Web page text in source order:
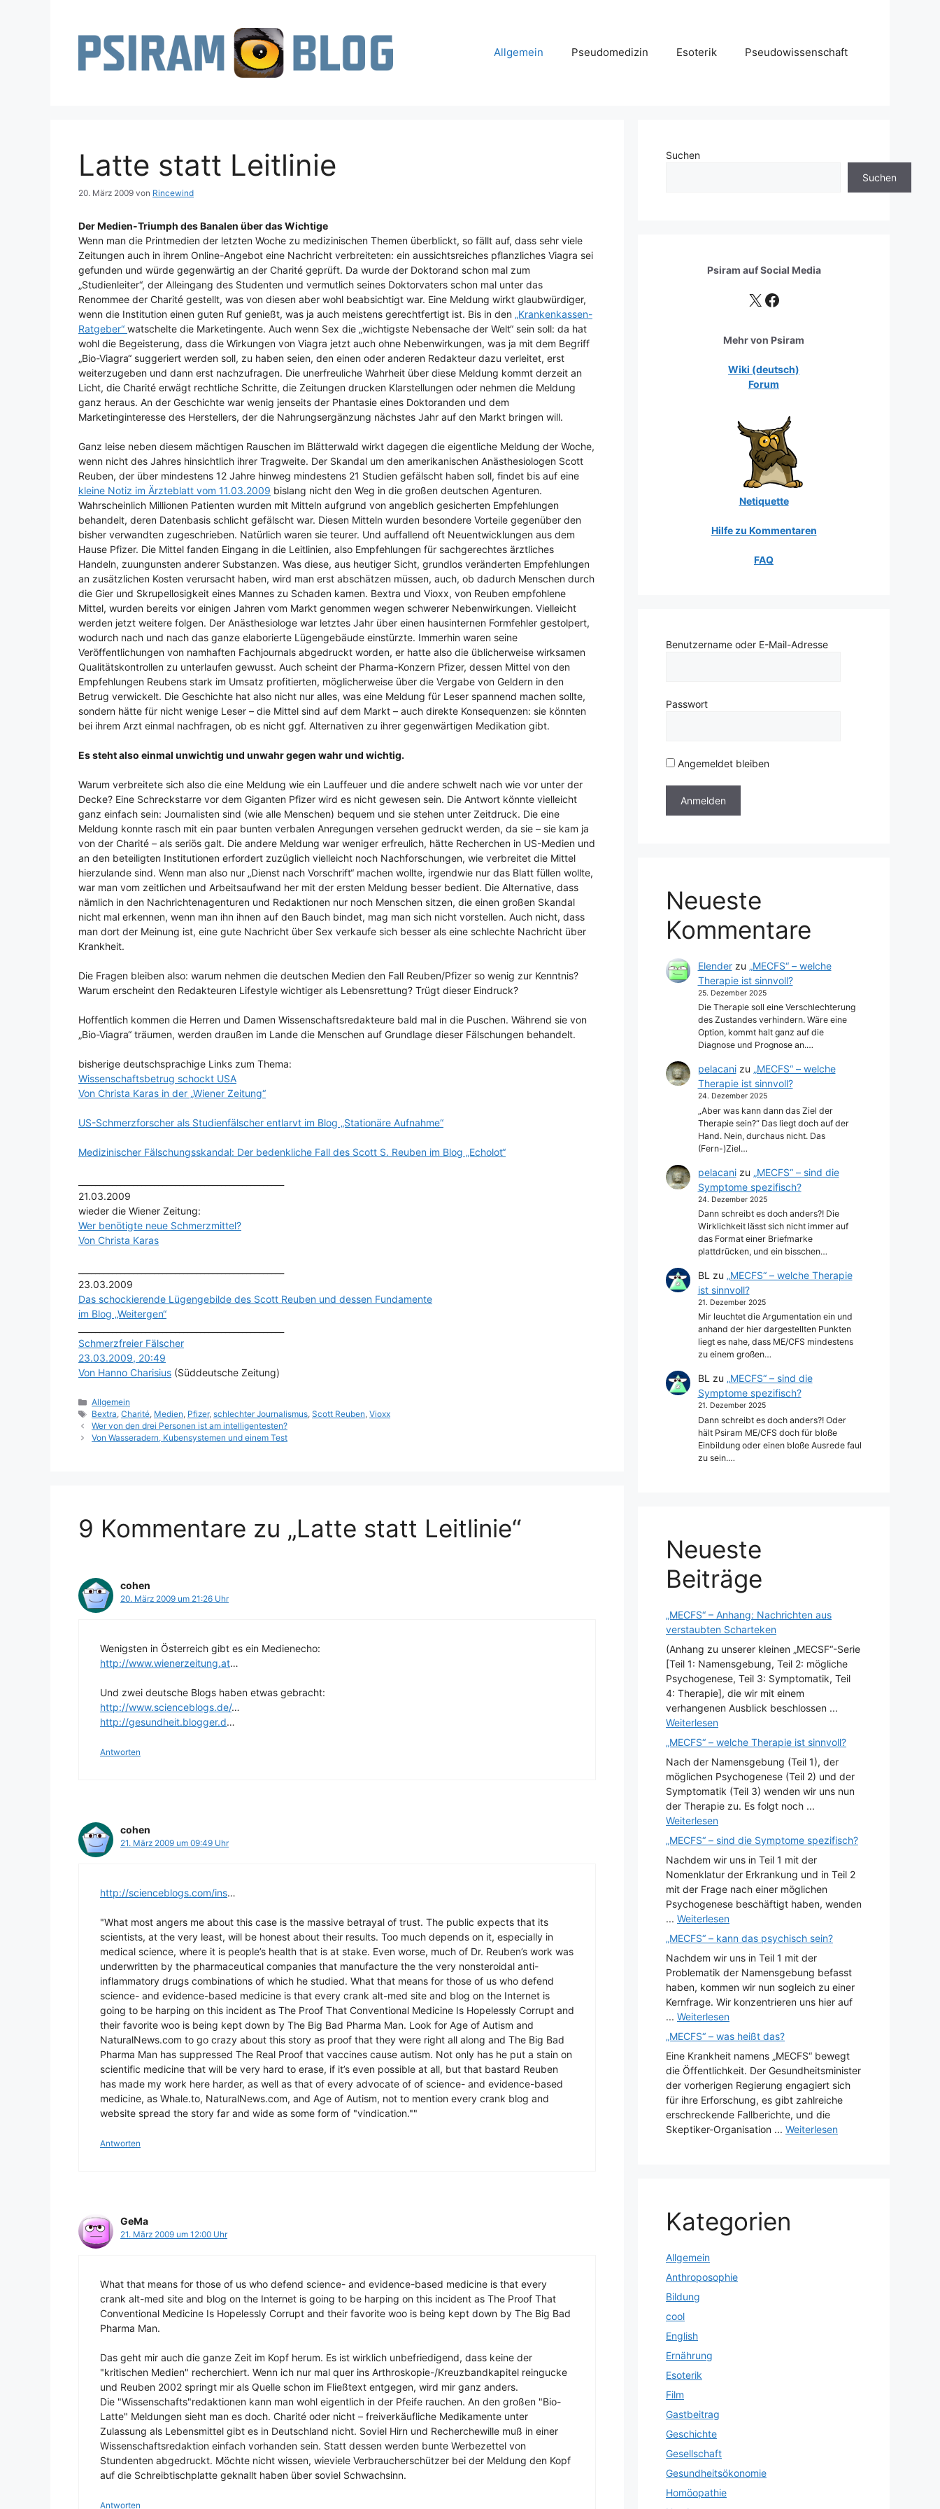
Allgemein Pseudomedizin Esoterik Pseudowissenschaft
Latte statt Leitlinie
20. März 2009 von Rincewind
Der Medien-Triumph des Banalen über das Wichtige
Wenn man die Printmedien der letzten Woche zu medizinischen Themen überblickt, so fällt auf, dass sehr viele
Zeitungen auch in ihrem Online-Angebot eine Nachricht verbreiteten: ein aussichtsreiches pflanzliches Viagra sei
gefunden und würde gegenwärtig an der Charité geprüft. Da wurde der Doktorand schon mal zum
„Studienleiter“, der Alleingang des Studenten und vermutlich seines Doktorvaters schon mal unter das
Renommee der Charité gestellt, was von diesen aber wohl beabsichtigt war. Eine Meldung wirkt glaubwürdiger,
wenn die Institution einen guten Ruf genießt, was ja auch meistens gerechtfertigt ist. Bis in den „Krankenkassen-
Ratgeber“ watschelte die Marketingente. Auch wenn Sex die „wichtigste Nebensache der Welt“ sein soll: da hat
wohl die Begeisterung, dass die Wirkungen von Viagra jetzt auch ohne Nebenwirkungen, was ja mit dem Begriff
„Bio-Viagra“ suggeriert werden soll, zu haben seien, den einen oder anderen Redakteur dazu verleitet, erst
weiterzugeben und dann erst nachzufragen. Die unerfreuliche Wahrheit über diese Meldung kommt derzeit an
Licht, die Charité erwägt rechtliche Schritte, die Zeitungen drucken Klarstellungen oder nehmen die Meldung
ganz heraus. An der Geschichte war wenig jenseits der Phantasie eines Doktoranden und dem
Marketinginteresse des Herstellers, der die Nahrungsergänzung nächstes Jahr auf den Markt bringen will.
Ganz leise neben diesem mächtigen Rauschen im Blätterwald wirkt dagegen die eigentliche Meldung der Woche,
wenn nicht des Jahres hinsichtlich ihrer Tragweite. Der Skandal um den amerikanischen Anästhesiologen Scott
Reuben, der über mindestens 12 Jahre hinweg mindestens 21 Studien gefälscht haben soll, findet bis auf eine
kleine Notiz im Ärzteblatt vom 11.03.2009 bislang nicht den Weg in die großen deutschen Agenturen.
Wahrscheinlich Millionen Patienten wurden mit Mitteln aufgrund von angeblich gesicherten Empfehlungen
behandelt, deren Datenbasis schlicht gefälscht war. Diesen Mitteln wurden besondere Vorteile gegenüber den
bisher verwandten zugeschrieben. Natürlich waren sie teurer. Und auffallend oft Neuentwicklungen aus dem
Hause Pfizer. Die Mittel fanden Eingang in die Leitlinien, also Empfehlungen für sachgerechtes ärztliches
Handeln, zuungunsten anderer Substanzen. Was diese, aus heutiger Sicht, grundlos veränderten Empfehlungen
an zusätzlichen Kosten verursacht haben, wird man erst abschätzen müssen, auch, ob dadurch Menschen durch
die Gier und Skrupellosigkeit eines Mannes zu Schaden kamen. Bextra und Vioxx, von Reuben empfohlene
Mittel, wurden bereits vor einigen Jahren vom Markt genommen wegen schwerer Nebenwirkungen. Vielleicht
werden jetzt weitere folgen. Der Anästhesiologe war letztes Jahr über einen hausinternen Formfehler gestolpert,
wodurch nach und nach das ganze elaborierte Lügengebäude einstürzte. Immerhin waren seine
Veröffentlichungen von namhaften Fachjournals abgedruckt worden, er hatte also die üblicherweise wirksamen
Qualitätskontrollen zu unterlaufen gewusst. Auch scheint der Pharma-Konzern Pfizer, dessen Mittel von den
Empfehlungen Reubens stark im Umsatz profitierten, möglicherweise über die Vergabe von Geldern in den
Betrug verwickelt. Die Geschichte hat also nicht nur alles, was eine Meldung für Leser spannend machen sollte,
sondern hätte für nicht wenige Leser – die Mittel sind auf dem Markt – auch direkte Konsequenzen: sie könnten
bei ihrem Arzt einmal nachfragen, ob es nicht ggf. Alternativen zu ihrer gegenwärtigen Medikation gibt.
Es steht also einmal unwichtig und unwahr gegen wahr und wichtig.
Warum verbreitete sich also die eine Meldung wie ein Lauffeuer und die andere schwelt nach wie vor unter der
Decke? Eine Schreckstarre vor dem Giganten Pfizer wird es nicht gewesen sein. Die Antwort könnte vielleicht
ganz einfach sein: Journalisten sind (wie alle Menschen) bequem und sie stehen unter Zeitdruck. Die eine
Meldung konnte rasch mit ein paar bunten verbalen Anregungen versehen gedruckt werden, da sie – sie kam ja
von der Charité – als seriös galt. Die andere Meldung war weniger erfreulich, hätte Recherchen in US-Medien und
an den beteiligten Institutionen erfordert zuzüglich vielleicht noch Nachforschungen, wie verbreitet die Mittel
hierzulande sind. Wenn man also nur „Dienst nach Vorschrift“ machen wollte, irgendwie nur das Blatt füllen wollte,
war man vom zeitlichen und Arbeitsaufwand her mit der ersten Meldung besser bedient. Die Alternative, dass
nämlich in den Nachrichtenagenturen und Redaktionen nur noch Menschen sitzen, die einen großen Skandal
nicht mal erkennen, wenn man ihn ihnen auf den Bauch bindet, mag man sich nicht vorstellen. Auch nicht, dass
man dort der Meinung ist, eine gute Nachricht über Sex verkaufe sich besser als eine schlechte Nachricht über
Krankheit.
Die Fragen bleiben also: warum nehmen die deutschen Medien den Fall Reuben/Pfizer so wenig zur Kenntnis?
Warum erscheint den Redakteuren Lifestyle wichtiger als Lebensrettung? Trügt dieser Eindruck?
Hoffentlich kommen die Herren und Damen Wissenschaftsredakteure bald mal in die Puschen. Während sie von
„Bio-Viagra“ träumen, werden draußen im Lande die Menschen auf Grundlage dieser Fälschungen behandelt.
bisherige deutschsprachige Links zum Thema:
Wissenschaftsbetrug schockt USA
Von Christa Karas in der „Wiener Zeitung“
US-Schmerzforscher als Studienfälscher entlarvt im Blog „Stationäre Aufnahme“
Medizinischer Fälschungsskandal: Der bedenkliche Fall des Scott S. Reuben im Blog „Echolot“
21.03.2009
wieder die Wiener Zeitung:
Wer benötigte neue Schmerzmittel?
Von Christa Karas
23.03.2009
Das schockierende Lügengebilde des Scott Reuben und dessen Fundamente
im Blog „Weitergen“
Schmerzfreier Fälscher
23.03.2009, 20:49
Von Hanno Charisius (Süddeutsche Zeitung)
Kategorien
Allgemein
Schlagwörter
Bextra,Charité, Medien, Pfizer,schlechter Journalismus,Scott Reuben,Vioxx
Wer von den drei Personen ist am intelligentesten?
Von Wasseradern, Kubensystemen und einem Test
9 Kommentare zu „Latte statt Leitlinie“
cohen
20. März 2009 um 21:26 Uhr
Wenigsten in Österreich gibt es ein Medienecho:
http://www.wienerzeitung.at…
Und zwei deutsche Blogs haben etwas gebracht:
http://www.scienceblogs.de/…
http://gesundheit.blogger.d…
Antworten
cohen
21. März 2009 um 09:49 Uhr
http://scienceblogs.com/ins…
"What most angers me about this case is the massive betrayal of trust. The public expects that its
scientists, at the very least, will be honest about their results. Too much depends on it, especially in
medical science, where it is people’s health that is at stake. Even worse, much of Dr. Reuben’s work was
underwritten by the pharmaceutical companies that manufacture the the very nonsteroidal anti-
inflammatory drugs combinations of which he studied. What that means for those of us who defend
science- and evidence-based medicine is that every crank alt-med site and blog on the Internet is
going to be harping on this incident as The Proof That Conventional Medicine Is Hopelessly Corrupt and
their favorite woo is being kept down by The Big Bad Pharma Man. Look for Age of Autism and
NaturalNews.com to go crazy about this story as proof that they were right all along and The Big Bad
Pharma Man has suppressed The Real Proof that vaccines cause autism. Not only has he put a stain on
scientific medicine that will be very hard to erase, if it’s even possible at all, but that bastard Reuben
has made my work here harder, as well as that of every advocate of of science- and evidence-based
medicine, as Whale.to, NaturalNews.com, and Age of Autism, not to mention every crank blog and
website spread the story far and wide as some form of "vindication.""
Antworten
GeMa
21. März 2009 um 12:00 Uhr
What that means for those of us who defend science- and evidence-based medicine is that every
crank alt-med site and blog on the Internet is going to be harping on this incident as The Proof That
Conventional Medicine Is Hopelessly Corrupt and their favorite woo is being kept down by The Big Bad
Pharma Man.
Das geht mir auch die ganze Zeit im Kopf herum. Es ist wirklich unbefriedigend, dass keine der
"kritischen Medien" recherchiert. Wenn ich nur mal quer ins Arthroskopie-/Kreuzbandkapitel reingucke
und Reuben 2002 springt mir als Quelle schon im Fließtext entgegen, wird mir ganz anders.
Die "Wissenschafts"redaktionen kann man wohl eigentlich in der Pfeife rauchen. An den großen "Bio-
Latte" Meldungen sieht man es doch. Charité oder nicht – freiverkäufliche Medikamente unter
Zulassung als Lebensmittel gibt es in Deutschland nicht. Soviel Hirn und Recherchewille muß in einer
Wissenschaftsredaktion einfach vorhanden sein. Statt dessen werden bunte Werbezettel von
Stundenten abgedruckt. Möchte nicht wissen, wieviele Verbraucherschützer bei der Meldung den Kopf
auf die Schreibtischplatte geknallt haben über soviel Schwachsinn.
Antworten
Suchen
Suchen
Psiram aufSocial Media
X Facebook
Mehr von Psiram
Wiki (deutsch)
Forum
Netiquette
Hilfe zu Kommentaren
FAQ
Benutzername oder E-Mail-Adresse
Passwort
Angemeldet bleiben
Neueste
Kommentare
Elenderzu „MECFS“ – welche
Therapie ist sinnvoll?
25. Dezember 2025
Die Therapie soll eine Verschlechterung
des Zustandes verhindern. Wäre eine
Option, kommt halt ganz auf die
Diagnose und Prognose an.…
pelacanizu „MECFS“ – welche
Therapie ist sinnvoll?
24. Dezember 2025
„Aber was kann dann das Ziel der
Therapie sein?“ Das liegt doch auf der
Hand. Nein, durchaus nicht. Das
(Fern-)Ziel…
pelacanizu „MECFS“ – sind die
Symptome spezifisch?
24. Dezember 2025
Dann schreibt es doch anders?! Die
Wirklichkeit lässt sich nicht immer auf
das Format einer Briefmarke
plattdrücken, und ein bisschen…
BL zu „MECFS“ – welche Therapie
ist sinnvoll?
21. Dezember 2025
Mir leuchtet die Argumentation ein und
anhand der hier dargestellten Punkten
liegt es nahe, dass ME/CFS mindestens
zu einem großen…
BL zu „MECFS“ – sind die
Symptome spezifisch?
21. Dezember 2025
Dann schreibt es doch anders?! Oder
hält Psiram ME/CFS doch für bloße
Einbildung oder einen bloße Ausrede faul
zu sein.…
Neueste
Beiträge
„MECFS“ – Anhang: Nachrichten aus
verstaubten Scharteken
(Anhang zu unserer kleinen „MECSF“-Serie
[Teil 1: Namensgebung, Teil 2: mögliche
Psychogenese, Teil 3: Symptomatik, Teil
4: Therapie], die wir mit einem
verhangenen Ausblick beschlossen ...
Weiterlesen
„MECFS“ – welche Therapie ist sinnvoll?
Nach der Namensgebung (Teil 1), der
möglichen Psychogenese (Teil 2) und der
Symptomatik (Teil 3) wenden wir uns nun
der Therapie zu. Es folgt noch ...
Weiterlesen
„MECFS“ – sind die Symptome spezifisch?
Nachdem wir uns in Teil 1 mit der
Nomenklatur der Erkrankung und in Teil 2
mit der Frage nach einer möglichen
Psychogenese beschäftigt haben, wenden
... Weiterlesen
„MECFS“ – kann das psychisch sein?
Nachdem wir uns in Teil 1 mit der
Problematik der Namensgebung befasst
haben, kommen wir nun sogleich zu einer
Kernfrage. Wir konzentrieren uns hier auf
... Weiterlesen
„MECFS“ – was heißt das?
Eine Krankheit namens „MECFS“ bewegt
die Öffentlichkeit. Der Gesundheitsminister
der vorherigen Regierung engagiert sich
für ihre Erforschung, es gibt zahlreiche
erschreckende Fallberichte, und die
Skeptiker-Organisation ... Weiterlesen
Kategorien
Allgemein
Anthroposophie
Bildung
cool
English
Ernährung
Esoterik
Film
Gastbeitrag
Geschichte
Gesellschaft
Gesundheitsökonomie
Homöopathie